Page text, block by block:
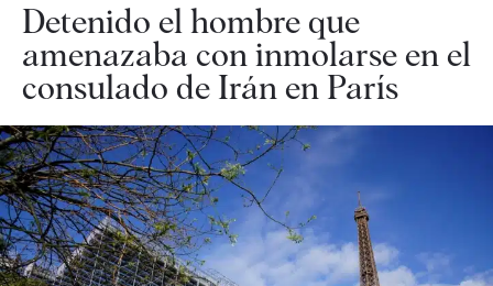
Detenido el hombre que
amenazaba con inmolarse en el
consulado de Irán en París